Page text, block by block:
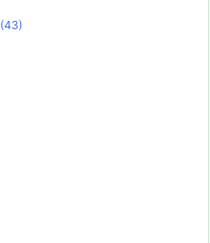
(43)